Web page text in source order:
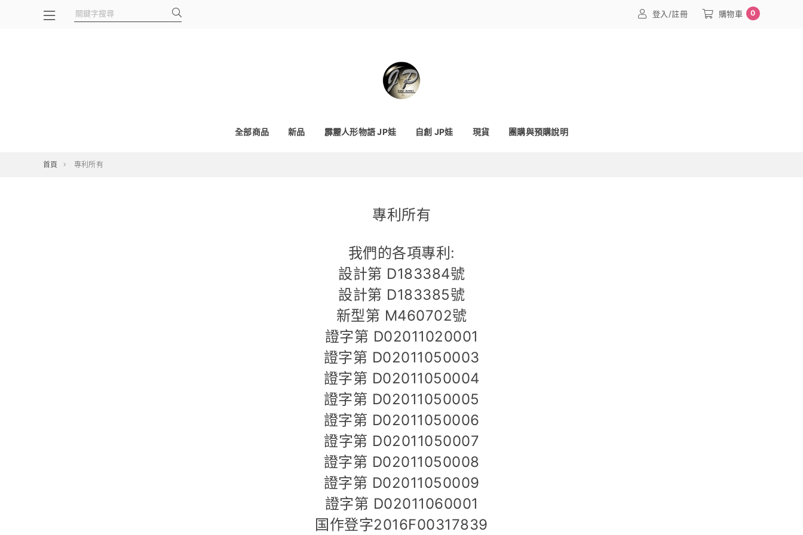
登入/註冊 購物車 0
全部商品 新品 霹靂人形物語 JP娃 自創 JP娃 現貨 團購與預購說明
首頁 專利所有
專利所有
我們的各項專利:
設計第 D183384號
設計第 D183385號
新型第 M460702號
證字第 D02011020001
證字第 D02011050003
證字第 D02011050004
證字第 D02011050005
證字第 D02011050006
證字第 D02011050007
證字第 D02011050008
證字第 D02011050009
證字第 D02011060001
国作登字2016F00317839